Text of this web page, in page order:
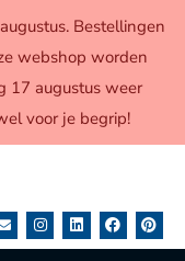
Bestellingen
webshop worden
17 augustus weer
voor je begrip!